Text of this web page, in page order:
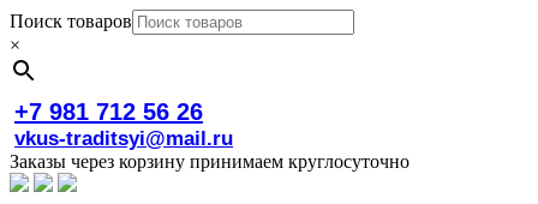
Поиск товаров
×
+7 981 712 56 26
vkus-traditsyi@mail.ru
Заказы через корзину принимаем круглосуточно